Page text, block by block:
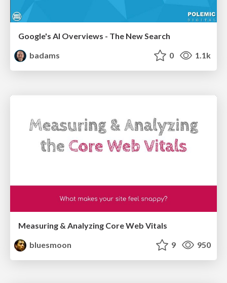
Google's AI Overviews - The New Search
badams
0 1.1k
Measuring & Analyzing Core Web Vitals
bluesmoon
9 950